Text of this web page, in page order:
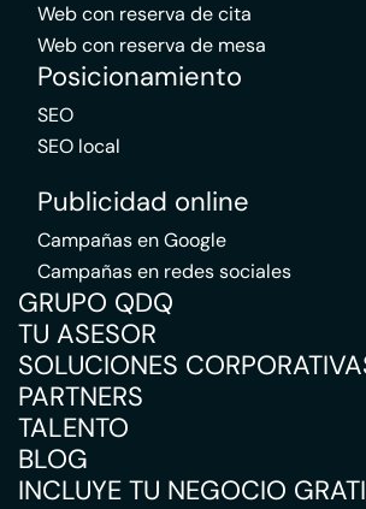
Web con reserva de cita
Web con reserva de mesa
Posicionamiento
SEO
SEO local
Publicidad online
Campañas en Google
Campañas en redes sociales
GRUPO QDQ
TU ASESOR
SOLUCIONES
PARTNERS
TALENTO
BLOG
INCLUYE TU NEGOCIO